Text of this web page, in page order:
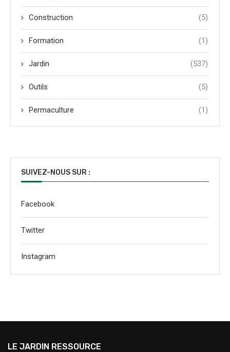
Construction (5)
Formation (1)
Jardin (537)
Outils (5)
Permaculture (1)
SUIVEZ-NOUS SUR :
Facebook
Twitter
Instagram
LE JARDIN RESSOURCE